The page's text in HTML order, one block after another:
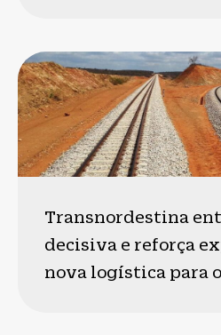
Transnordestina
decisiva e reforça
nova logística para